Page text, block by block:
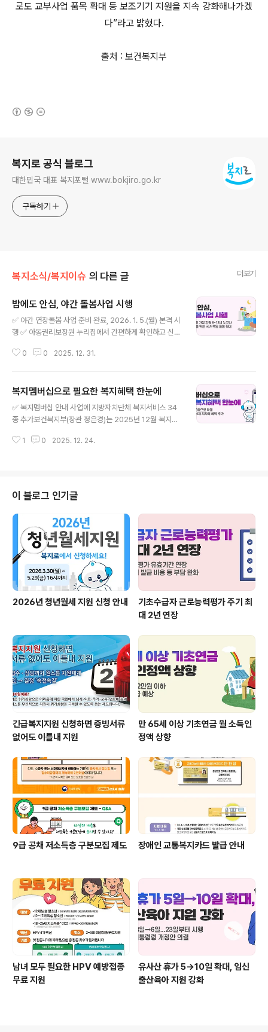
로도 교부사업 품목 확대 등 보조기기 지원을 지속 강화해나가겠
다”라고 밝혔다.
출처 : 보건복지부
복지로 공식 블로그
대한민국 대표 복지포털 www.bokjiro.go.kr
구독하기
복지소식/복지이슈 의 다른 글 더보기
밤에도 안심, 야간 돌봄사업 시행
✅ 야간 연장돌봄 사업 준비 완료, 2026. 1. 5.(월) 본격 시
행 ✅ 아동권리보장원 누리집에서 간편하게 확인하고 신청
전국 360개소 방과 후 돌봄시설*에서 ‘야간 연장돌봄 사
1,312개 (통상 13~20시까지 운영 원칙) ** 총 360개소:
밤10시 A형 326개, 밤12시B형 34개 야간 연장돌봄 사
업은 지난 6월과 7월 아파트 화재로 인한 아동 사망 사건
안점검회의), 경조사, 맞벌이 부부 야근, 저녁시간 생업 등
0 0 2025. 12. 31.
복지멤버십으로 필요한 복지혜택 한눈에
✅ 복지멤버십 안내 사업에 지방자치단체 복지서비스 34
종 추가보건복지부(장관 정은경)는 2025년 12월 복지멤
서비스 34종을 추가하여, 전체 안내 대상 사업을 129종에
사업*을 추가하여 현재 129종의 복지서비스**를 안내 중
이다. * 환경보건이용권(기후에너지환경부), 장애인 취업
성공패키지(고용노동부) ** 중앙부처 복지서비스 84종,
지방자치단체 복지서비스 45종 12월에는 ▲ 국민기초생
활수급자·중증장애인 세대 수도요금 감면(서울), ▲ 산후조
리비 지원사업(..
1 0 2025. 12. 24.
이 블로그 인기글
2026년 청년월세 지원 신청 안내
기초수급자 근로능력평가 주기 최
대 2년 연장
긴급복지지원 신청하면 증빙서류
없어도 이틀내 지원
만 65세 이상 기초연금 월 소득인
정액 상향
9급 공채 저소득층 구분모집 제도 장애인 교통복지카드 발급 안내
남녀 모두 필요한 HPV 예방접종
무료 지원
유사산 휴가 5→10일 확대, 임신
출산육아 지원 강화